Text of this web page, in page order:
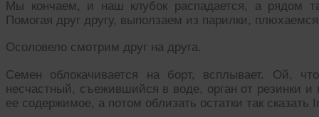
Мы кончаем, и наш клубок распадается, а рядом
Помогая друг другу, выползаем из парилки,
Осоловело смотрим друг на друга.
Семен облокачивается на борт, всплывает. Ой,
несчастный, съежившийся в воде, орган от резинки
ее содержимое, а потом облизать остатки так сказать